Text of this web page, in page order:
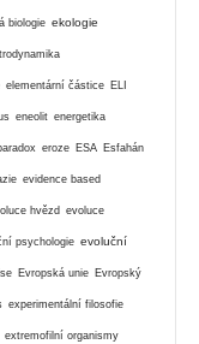
biologie ekologie
elementární částice ELI
eneolit energetika
eroze ESA Esfahán
evidence based
hvězd evoluce
psychologie evoluční
Evropská unie Evropský
experimentální filosofie
extremofilní organismy